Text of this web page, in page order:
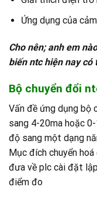
Ứng dụng của
Cho nên; anh em
biến ntc hiện nay có
Bộ chuyển đổi
Vấn đề ứng dụng bộ
sang 4-20ma hoặc
độ sang một dạng
Mục đích chuyển
đưa về plc cài đặt
điểm đo